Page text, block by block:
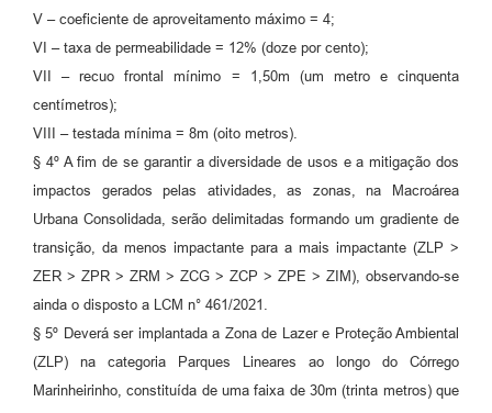
V – coeficiente de aproveitamento máximo = 4;
VI – taxa de permeabilidade = 12% (doze por cento);
VII – recuo frontal mínimo = 1,50m (um metro e cinquenta
centímetros);
VIII – testada mínima = 8m (oito metros).
§ 4º A fim de se garantir a diversidade de usos e a mitigação dos
impactos gerados pelas atividades, as zonas, na Macroárea
Urbana Consolidada, serão delimitadas formando um gradiente de
transição, da menos impactante para a mais impactante (ZLP >
ZER > ZPR > ZRM > ZCG > ZCP > ZPE > ZIM), observando-se
ainda o disposto a LCM n° 461/2021.
§ 5º Deverá ser implantada a Zona de Lazer e Proteção Ambiental
(ZLP) na categoria Parques Lineares ao longo do Córrego
Marinheirinho, constituída de uma faixa de 30m (trinta metros) que